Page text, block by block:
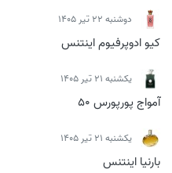
دوشنبه 22 تیر 1405
کیو ادوپرفیوم اینتنس
يكشنبه 21 تیر 1405
آمواج پورپورس 50
يكشنبه 21 تیر 1405
بارنیا اینتنس